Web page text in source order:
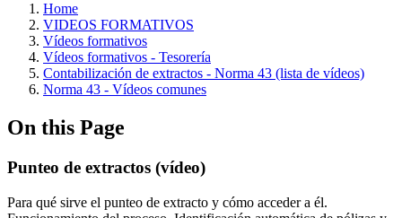
Home
VIDEOS FORMATIVOS
Vídeos formativos
Vídeos formativos - Tesorería
Contabilización de extractos - Norma 43 (lista de vídeos)
Norma 43 - Vídeos comunes
On this Page
Punteo de extractos (vídeo)
Para qué sirve el punteo de extracto y cómo acceder a él.